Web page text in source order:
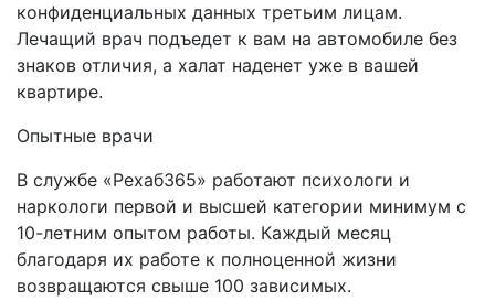
конфиденциальных данных третьим лицам.
Лечащий врач подъедет к вам на автомобиле без
знаков отличия, а халат наденет уже в вашей
квартире.
Опытные врачи
В службе «Рехаб365» работают психологи и
наркологи первой и высшей категории минимум с
10-летним опытом работы. Каждый месяц
благодаря их работе к полноценной жизни
возвращаются свыше 100 зависимых.